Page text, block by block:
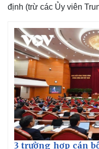
Bất động sản
Khởi nghiệp
định (trừ các Ủy viên
3 trường hợp cán